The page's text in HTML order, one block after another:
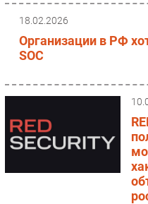
18.02.2026
Организации в РФ
SOC